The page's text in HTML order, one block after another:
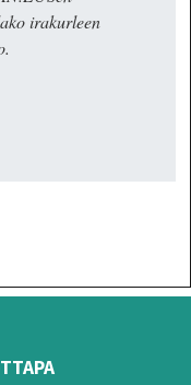
irakurleen